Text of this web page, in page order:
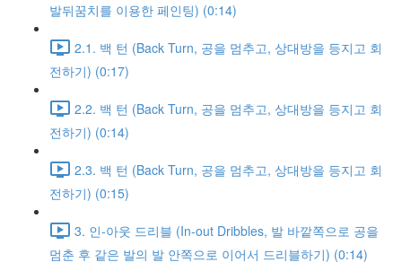
발뒤꿈치를 이용한 페인팅) (0:14)
2.1. 백 턴 (Back Turn, 공을 멈추고, 상대방을 등지고 회
전하기) (0:17)
2.2. 백 턴 (Back Turn, 공을 멈추고, 상대방을 등지고 회
전하기) (0:14)
2.3. 백 턴 (Back Turn, 공을 멈추고, 상대방을 등지고 회
전하기) (0:15)
3. 인-아웃 드리블 (In-out Dribbles, 발 바깥쪽으로 공을
멈춘 후 같은 발의 발 안쪽으로 이어서 드리블하기) (0:14)